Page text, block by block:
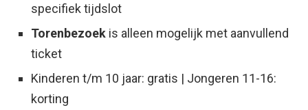
specifiek tijdslot
Torenbezoek is alleen mogelijk met aanvullend
ticket
Kinderen t/m 10 jaar: gratis | Jongeren 11-16:
korting